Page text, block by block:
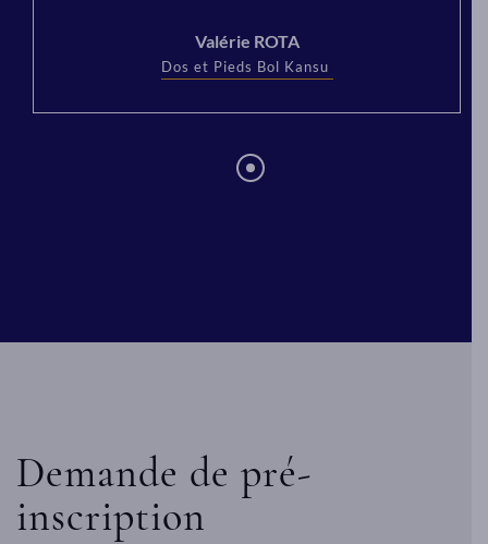
Valérie ROTA
Dos et Pieds Bol Kansu
Demande de pré-
inscription